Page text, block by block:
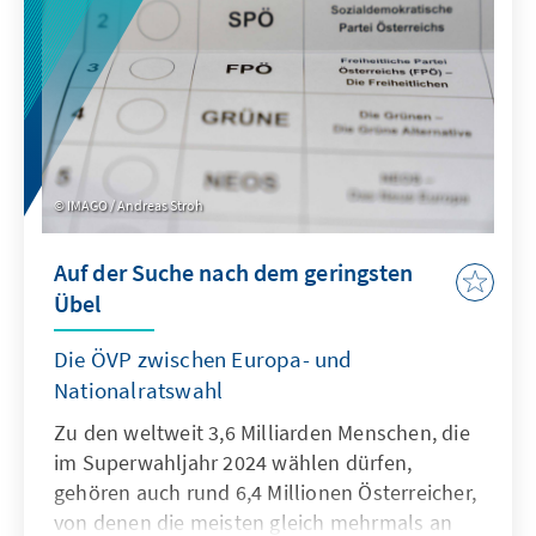
Platz eins – damals zum ersten Mal bei einer
bundesweiten Wahl – sind es diesmal
immerhin zweieinhalb Prozent Abstand auf
die regierende Österreichische Volkspartei
(ÖVP) geworden, die mit einem Ergebnis von
26,3 Prozent rund elf Prozentpunkte
Stimmenverlust hinnehmen muss.
IMAGO / Andreas Stroh
Auf der Suche nach dem geringsten
Übel
Die ÖVP zwischen Europa- und
Nationalratswahl
Zu den weltweit 3,6 Milliarden Menschen, die
im Superwahljahr 2024 wählen dürfen,
gehören auch rund 6,4 Millionen Österreicher,
von denen die meisten gleich mehrmals an